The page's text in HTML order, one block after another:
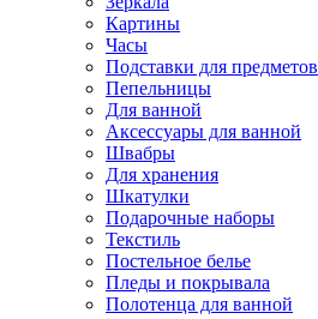
Картины
Часы
Подставки для предметов
Пепельницы
Для ванной
Аксессуары для ванной
Швабры
Для хранения
Шкатулки
Подарочные наборы
Текстиль
Постельное белье
Пледы и покрывала
Полотенца для ванной